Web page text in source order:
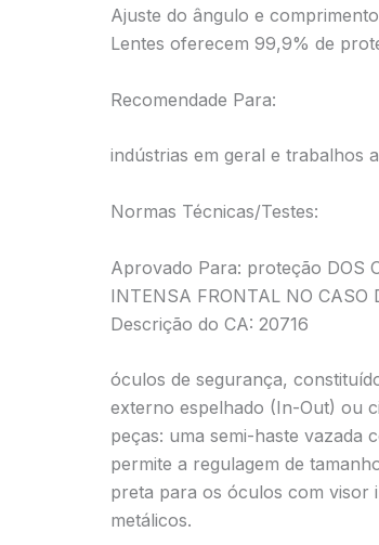
Ajuste do ângulo e
Lentes oferecem 99,9% de
Recomendade Para:
indústrias em geral e trabalhos
Normas Técnicas/Testes:
Aprovado Para: proteção DOS
INTENSA FRONTAL NO CASO
Descrição do CA: 20716
óculos de segurança,
externo espelhado (In-Out) ou
peças: uma semi-haste vazada
permite a regulagem de
preta para os óculos com visor
metálicos.